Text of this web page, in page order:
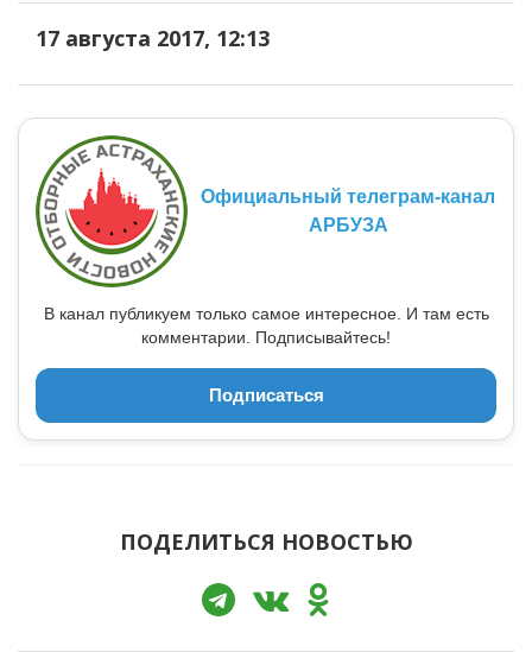
17 августа 2017, 12:13
Официальный телеграм-канал
АРБУЗА
В канал публикуем только самое интересное. И там есть
комментарии. Подписывайтесь!
Подписаться
ПОДЕЛИТЬСЯ НОВОСТЬЮ